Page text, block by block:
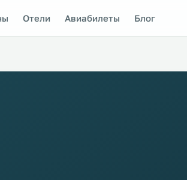
Отели Авиабилеты Блог